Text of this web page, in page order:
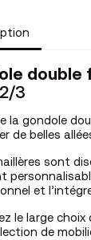
double
3
la gondole
de belles
sont
et
le large
de